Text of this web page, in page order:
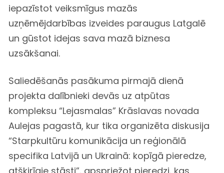
iepazīstot veiksmīgus mazās
uzņēmējdarbības izveides paraugus Latgalē
un gūstot idejas sava mazā biznesa
uzsākšanai.
Saliedēšanās pasākuma pirmajā dienā
projekta dalībnieki devās uz atpūtas
kompleksu “Lejasmalas” Krāslavas novada
Aulejas pagastā, kur tika organizēta diskusija
“Starpkultūru komunikācija un reģionālā
specifika Latvijā un Ukrainā: kopīgā pieredze,
atšķirīgie stāsti”, apspriežot pieredzi, kas